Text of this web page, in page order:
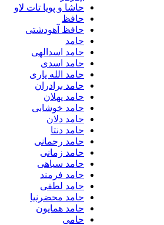
حاشا و پویا تات لاو
حافظ آهودشتی
حامد اسدالهی
حامد اسدی
حامد الله یاری
حامد برادران
حامد پهلان
حامد خوشابی
حامد دلان
حامد دنتا
حامد رحمانی
حامد زمانی
حامد سیاهی
حامد فرمند
حامد لطفی
حامد محضرنیا
حامد همایون